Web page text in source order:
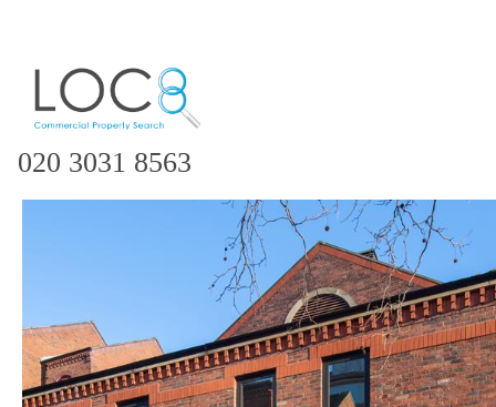
020 3031 8563